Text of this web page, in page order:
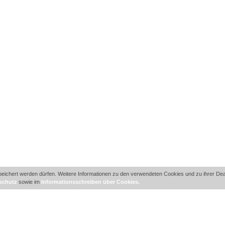
werden dürfen. Weitere Informationen zu den verwendeten Cookies und zu ihrer
sowie im Informationsschreiben über Cookies.